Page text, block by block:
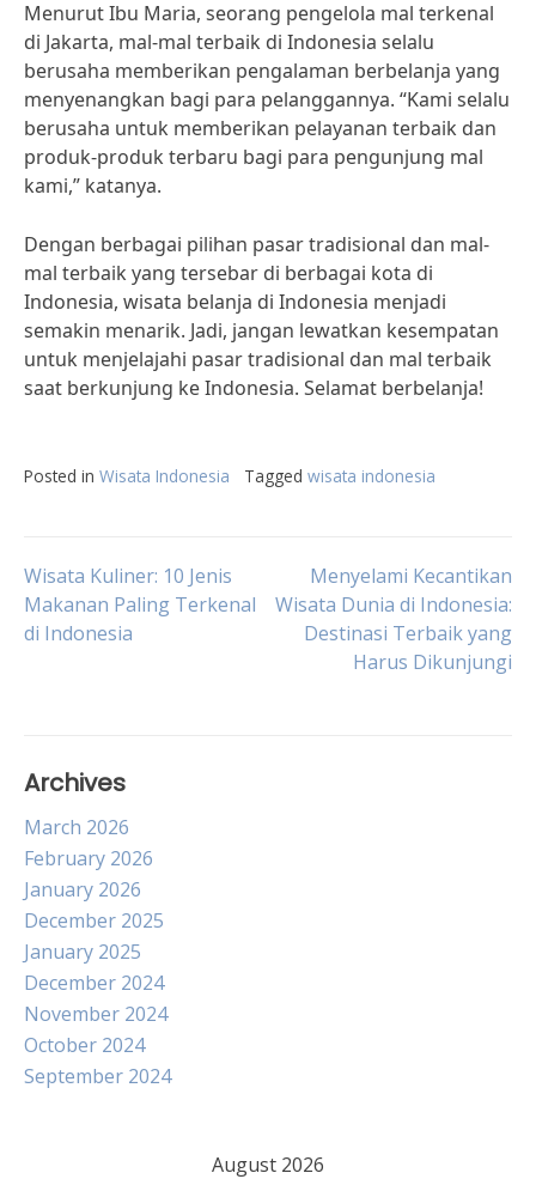
Menurut Ibu Maria, seorang pengelola mal terkenal
di Jakarta, mal-mal terbaik di Indonesia selalu
berusaha memberikan pengalaman berbelanja yang
menyenangkan bagi para pelanggannya. “Kami selalu
berusaha untuk memberikan pelayanan terbaik dan
produk-produk terbaru bagi para pengunjung mal
kami,” katanya.
Dengan berbagai pilihan pasar tradisional dan mal-
mal terbaik yang tersebar di berbagai kota di
Indonesia, wisata belanja di Indonesia menjadi
semakin menarik. Jadi, jangan lewatkan kesempatan
untuk menjelajahi pasar tradisional dan mal terbaik
saat berkunjung ke Indonesia. Selamat berbelanja!
Posted in Wisata Indonesia Tagged wisata indonesia
Post
navigation
Wisata Kuliner: 10 Jenis
Makanan Paling Terkenal
di Indonesia
Menyelami Kecantikan
Wisata Dunia di Indonesia:
Destinasi Terbaik yang
Harus Dikunjungi
Archives
March 2026
February 2026
January 2026
December 2025
January 2025
December 2024
November 2024
October 2024
September 2024
August 2026